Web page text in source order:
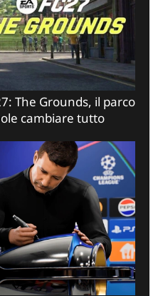
The Grounds, il parco
cambiare tutto